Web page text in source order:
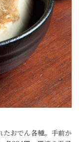
たおでん各種。手前か